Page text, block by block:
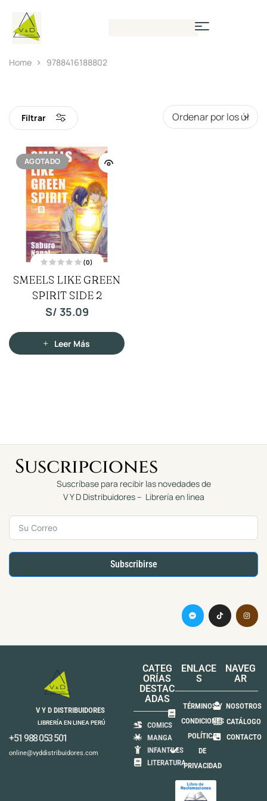
Home 9788416188802
Filtrar
AGOTADO
a
l
o
r
o
0
(0)
SMEELS LIKE GREEN
SPIRIT SIDE 2
S/ 35.09
Leer Más
Suscripciones
Suscríbase para recibir las novedades de
V Y D Distribuidores – Librería en linea
Subscribirse
V Y D DISTRIBUIDORES
LIBRERÍA EN LINEA PERÚ
+51 988 053 501
online@vyddistribuidores.com
CATEG
ORÍAS
DESTAC
ADAS
COMICS
MANGA
INFANTILES
LITERATURA
ENLACE
S
TÉRMINOS Y
CONDICIONES
POLÍTICA
DE
PRIVACIDAD
NAVEG
AR
NOSOTROS
CATÁLOGO
CONTACTO